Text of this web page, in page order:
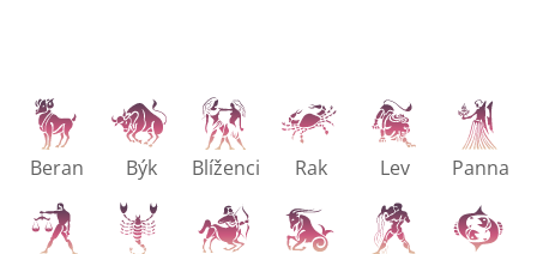
Beran Býk Blíženci Rak Lev Panna